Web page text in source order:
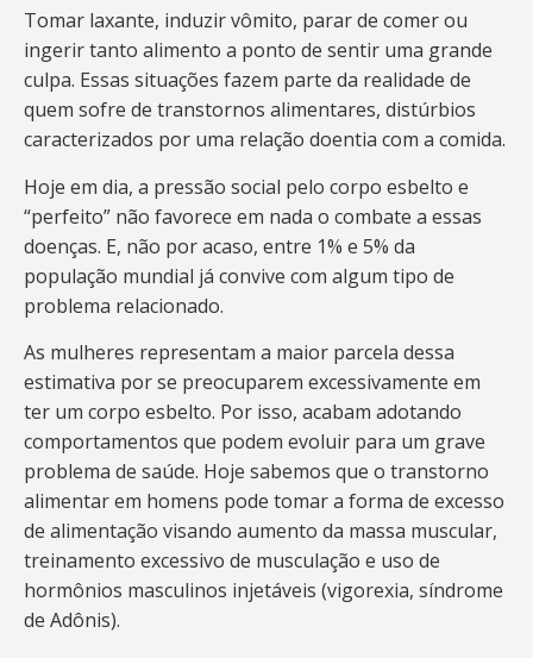
Tomar laxante, induzir vômito, parar de comer ou
ingerir tanto alimento a ponto de sentir uma grande
culpa. Essas situações fazem parte da realidade de
quem sofre de transtornos alimentares, distúrbios
caracterizados por uma relação doentia com a comida.
Hoje em dia, a pressão social pelo corpo esbelto e
“perfeito” não favorece em nada o combate a essas
doenças. E, não por acaso, entre 1% e 5% da
população mundial já convive com algum tipo de
problema relacionado.
As mulheres representam a maior parcela dessa
estimativa por se preocuparem excessivamente em
ter um corpo esbelto. Por isso, acabam adotando
comportamentos que podem evoluir para um grave
problema de saúde. Hoje sabemos que o transtorno
alimentar em homens pode tomar a forma de excesso
de alimentação visando aumento da massa muscular,
treinamento excessivo de musculação e uso de
hormônios masculinos injetáveis (vigorexia, síndrome
de Adônis).